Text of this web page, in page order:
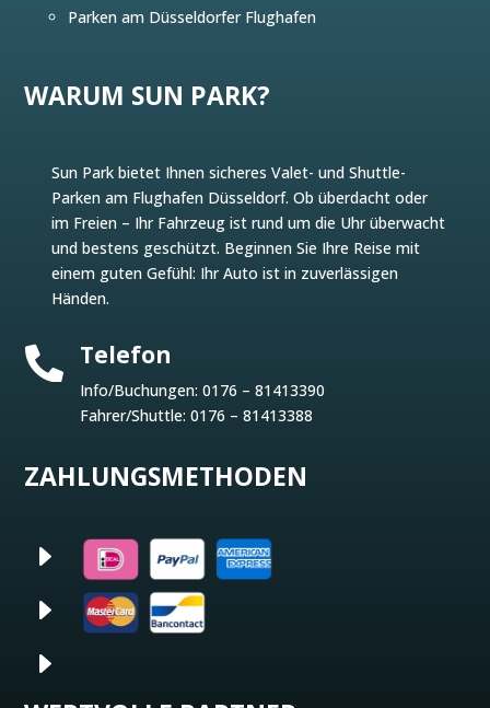
Parken am Düsseldorfer Flughafen
WARUM SUN PARK?
Sun Park bietet Ihnen sicheres Valet- und Shuttle-
Parken am Flughafen Düsseldorf. Ob überdacht oder
im Freien – Ihr Fahrzeug ist rund um die Uhr überwacht
und bestens geschützt. Beginnen Sie Ihre Reise mit
einem guten Gefühl: Ihr Auto ist in zuverlässigen
Händen.
 Telefon
Info/Buchungen: 0176 – 81413390
Fahrer/Shuttle: 0176 – 81413388
ZAHLUNGSMETHODEN
E
E
E